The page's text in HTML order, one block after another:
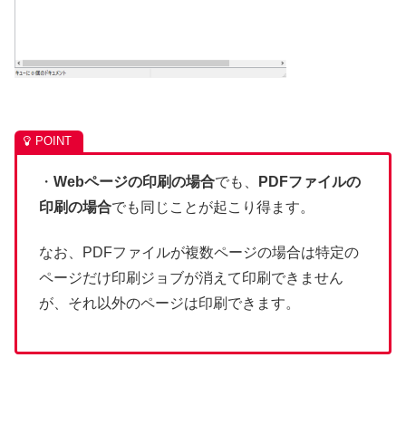
・ Webページの印刷の場合でも、
PDFファイルの
印刷の場合でも同じことが起こり得ます。
なお、PDFファイルが複数ページの場合は特定の
ページだけ印刷ジョブが消えて印刷できません
が、それ以外のページは印刷できます。